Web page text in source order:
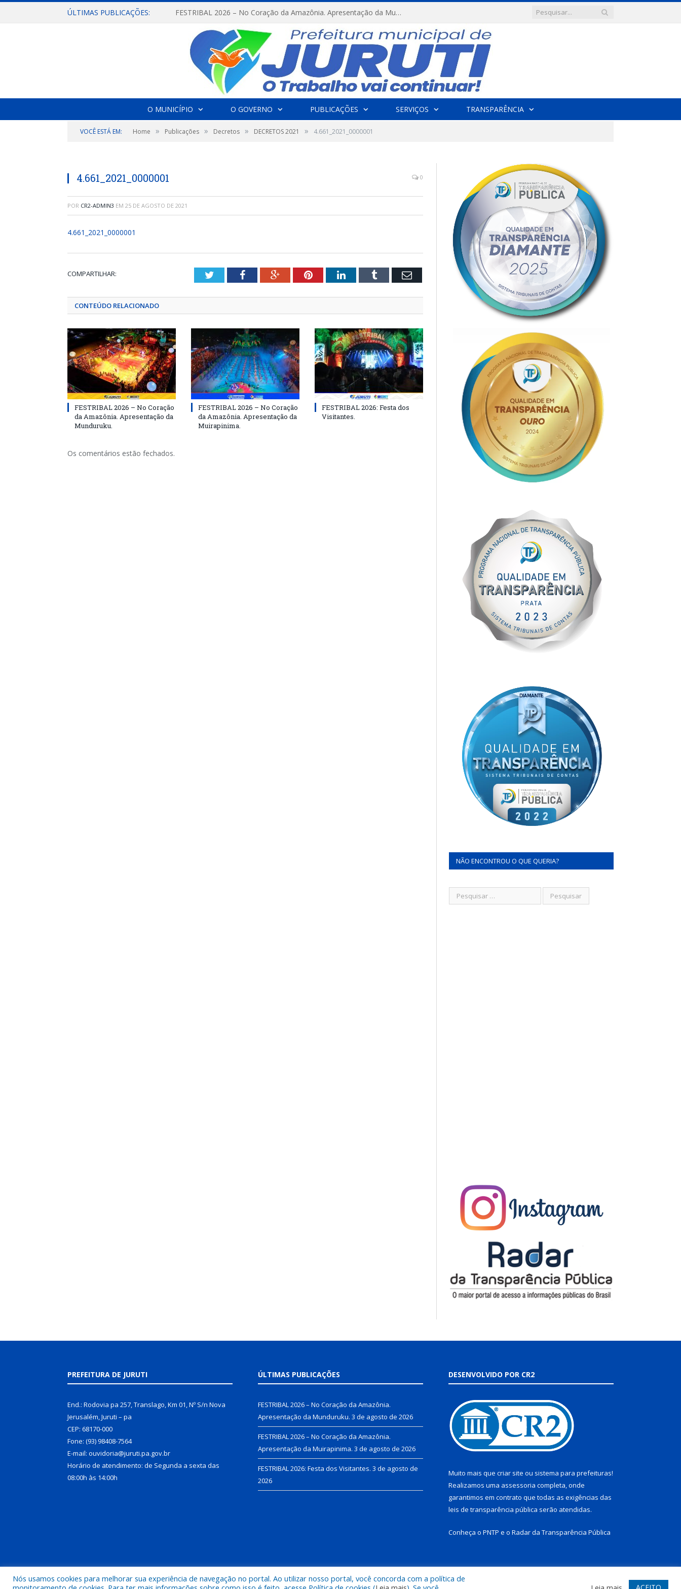
ÚLTIMAS PUBLICAÇÕES: FESTRIBAL 2026 – No Coração da Amazônia. Apresentação da Munduruku.
O MUNICÍPIO O GOVERNO PUBLICAÇÕES SERVIÇOS TRANSPARÊNCIA
VOCÊ ESTÁ EM: Home » Publicações » Decretos » DECRETOS 2021 » 4.661_2021_0000001
4.661_2021_0000001 0
POR CR2-ADMIN3 EM 25 DE AGOSTO DE 2021
4.661_2021_0000001
COMPARTILHAR: TwitterFacebookGoogle+PinterestLinkedInTumblr Email
CONTEÚDO RELACIONADO
FESTRIBAL 2026 – No Coração
da Amazônia. Apresentação da
Munduruku.
FESTRIBAL 2026 – No Coração
da Amazônia. Apresentação da
Muirapinima.
FESTRIBAL 2026: Festa dos
Visitantes.
Os comentários estão fechados.
NÃO ENCONTROU O QUE QUERIA?
PREFEITURA DE JURUTI
End.: Rodovia pa 257, Translago, Km 01, Nº S/n Nova
Jerusalém, Juruti – pa
CEP: 68170-000
Fone: (93) 98408-7564
E-mail: ouvidoria@juruti.pa.gov.br
Horário de atendimento: de Segunda a sexta das
08:00h às 14:00h
ÚLTIMAS PUBLICAÇÕES
FESTRIBAL 2026 – No Coração da Amazônia.
Apresentação da Munduruku. 3 de agosto de 2026
FESTRIBAL 2026 – No Coração da Amazônia.
Apresentação da Muirapinima. 3 de agosto de 2026
FESTRIBAL 2026: Festa dos Visitantes. 3 de agosto de
2026
DESENVOLVIDO POR CR2
Muito mais que criar site ou sistema para prefeituras!
Realizamos uma assessoria completa, onde
garantimos em contrato que todas as exigências das
leis de transparência pública serão atendidas.
Conheça o PNTP e o Radar da Transparência Pública
Todos os direitos reservados a Prefeitura Municipal de Juruti. Mapa do Site Acessar Webmail
Nós usamos cookies para melhorar sua experiência de navegação no portal. Ao utilizar nosso portal, você concorda com a política de
ACEITO